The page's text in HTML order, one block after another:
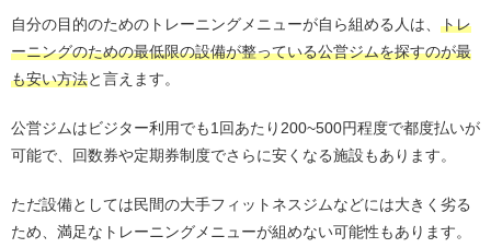
自分の目的のためのトレーニングメニューが自ら組める人は、 トレ
ーニングのための最低限の設備が整っている公営ジムを探すのが最
も安い方法と言えます。
公営ジムはビジター利用でも1回あたり200~500円程度で都度払いが
可能で、回数券や定期券制度でさらに安くなる施設もあります。
ただ設備としては民間の大手フィットネスジムなどには大きく劣る
ため、満足なトレーニングメニューが組めない可能性もあります。